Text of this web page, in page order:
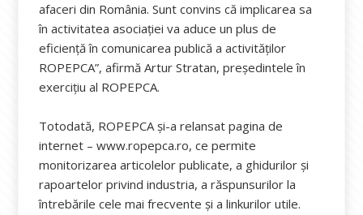
afaceri din România. Sunt convins că implicarea sa
în activitatea asociației va aduce un plus de
eficiență în comunicarea publică a activităților
ROPEPCA”, afirmă Artur Stratan, preşedintele în
exerciţiu al ROPEPCA.
Totodată, ROPEPCA şi-a relansat pagina de
internet – www.ropepca.ro, ce permite
monitorizarea articolelor publicate, a ghidurilor şi
rapoartelor privind industria, a răspunsurilor la
întrebările cele mai frecvente și a linkurilor utile.